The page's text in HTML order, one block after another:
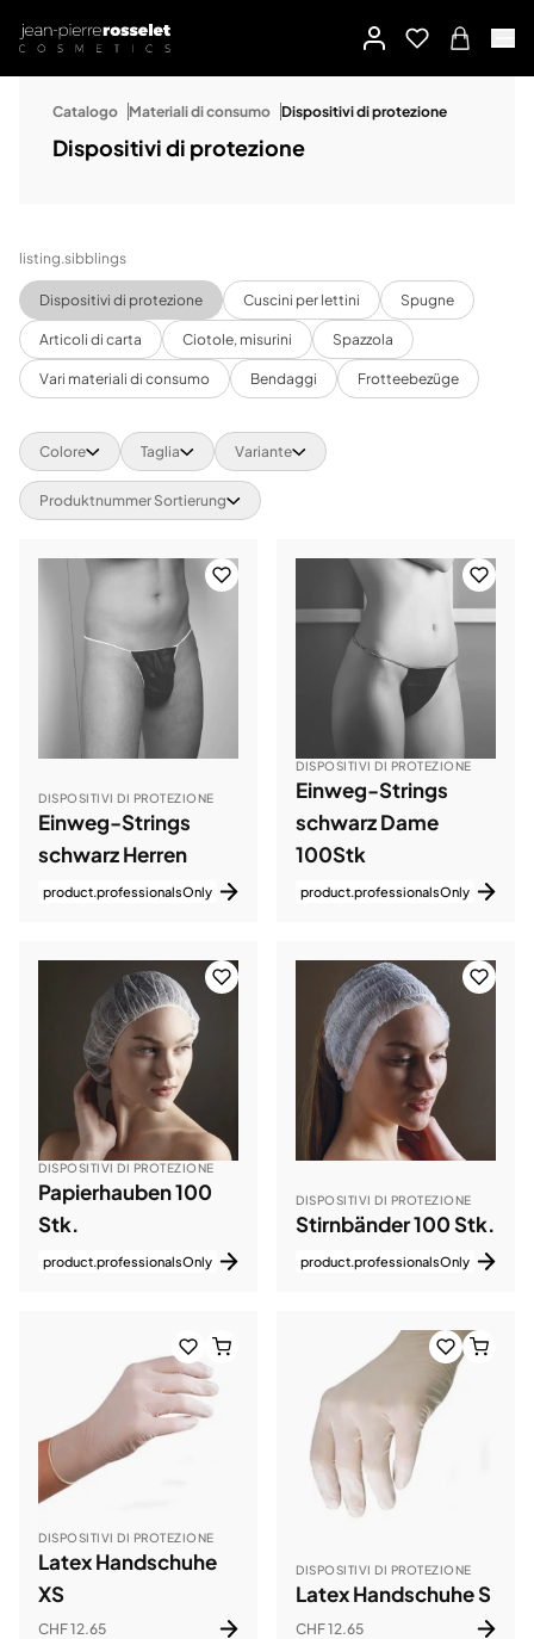
Catalogo Materiali di consumo Dispositivi di protezione
Dispositivi di protezione
listing.sibblings
Dispositivi di protezione Cuscini per lettini Spugne
Articoli di carta Ciotole, misurini Spazzola
Vari materiali di consumo Bendaggi Frotteebezüge
Colore Taglia Variante
Produktnummer Sortierung
DISPOSITIVI DI PROTEZIONE
Einweg-Strings
schwarz Herren
product.professionalsOnly
DISPOSITIVI DI PROTEZIONE
Einweg-Strings
schwarz Dame
100Stk
product.professionalsOnly
DISPOSITIVI DI PROTEZIONE
Papierhauben 100
Stk.
product.professionalsOnly
DISPOSITIVI DI PROTEZIONE
Stirnbänder 100 Stk.
product.professionalsOnly
DISPOSITIVI DI PROTEZIONE
Latex Handschuhe
XS
CHF 12.65
DISPOSITIVI DI PROTEZIONE
Latex Handschuhe S
CHF 12.65